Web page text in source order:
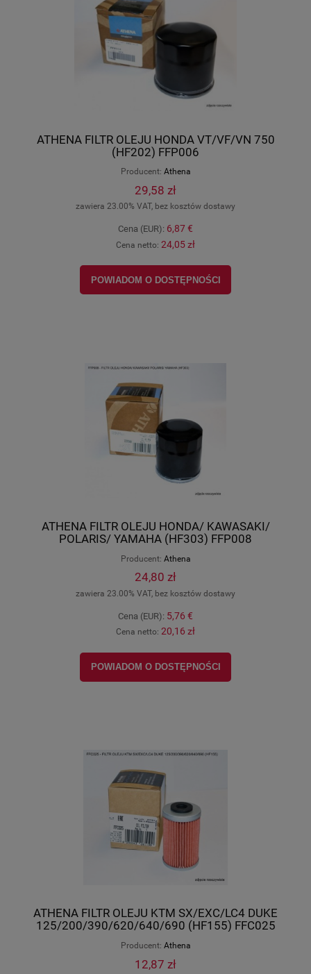
ATHENA FILTR OLEJU HONDA VT/VF/VN 750
(HF202) FFP006
Producent: Athena
29,58 zł
zawiera 23.00% VAT, bez kosztów dostawy
Cena (EUR): 6,87 €
Cena netto: 24,05 zł
POWIADOM O DOSTĘPNOŚCI
ATHENA FILTR OLEJU HONDA/ KAWASAKI/
POLARIS/ YAMAHA (HF303) FFP008
Producent: Athena
24,80 zł
zawiera 23.00% VAT, bez kosztów dostawy
Cena (EUR): 5,76 €
Cena netto: 20,16 zł
POWIADOM O DOSTĘPNOŚCI
ATHENA FILTR OLEJU KTM SX/EXC/LC4 DUKE
125/200/390/620/640/690 (HF155) FFC025
Producent: Athena
12,87 zł